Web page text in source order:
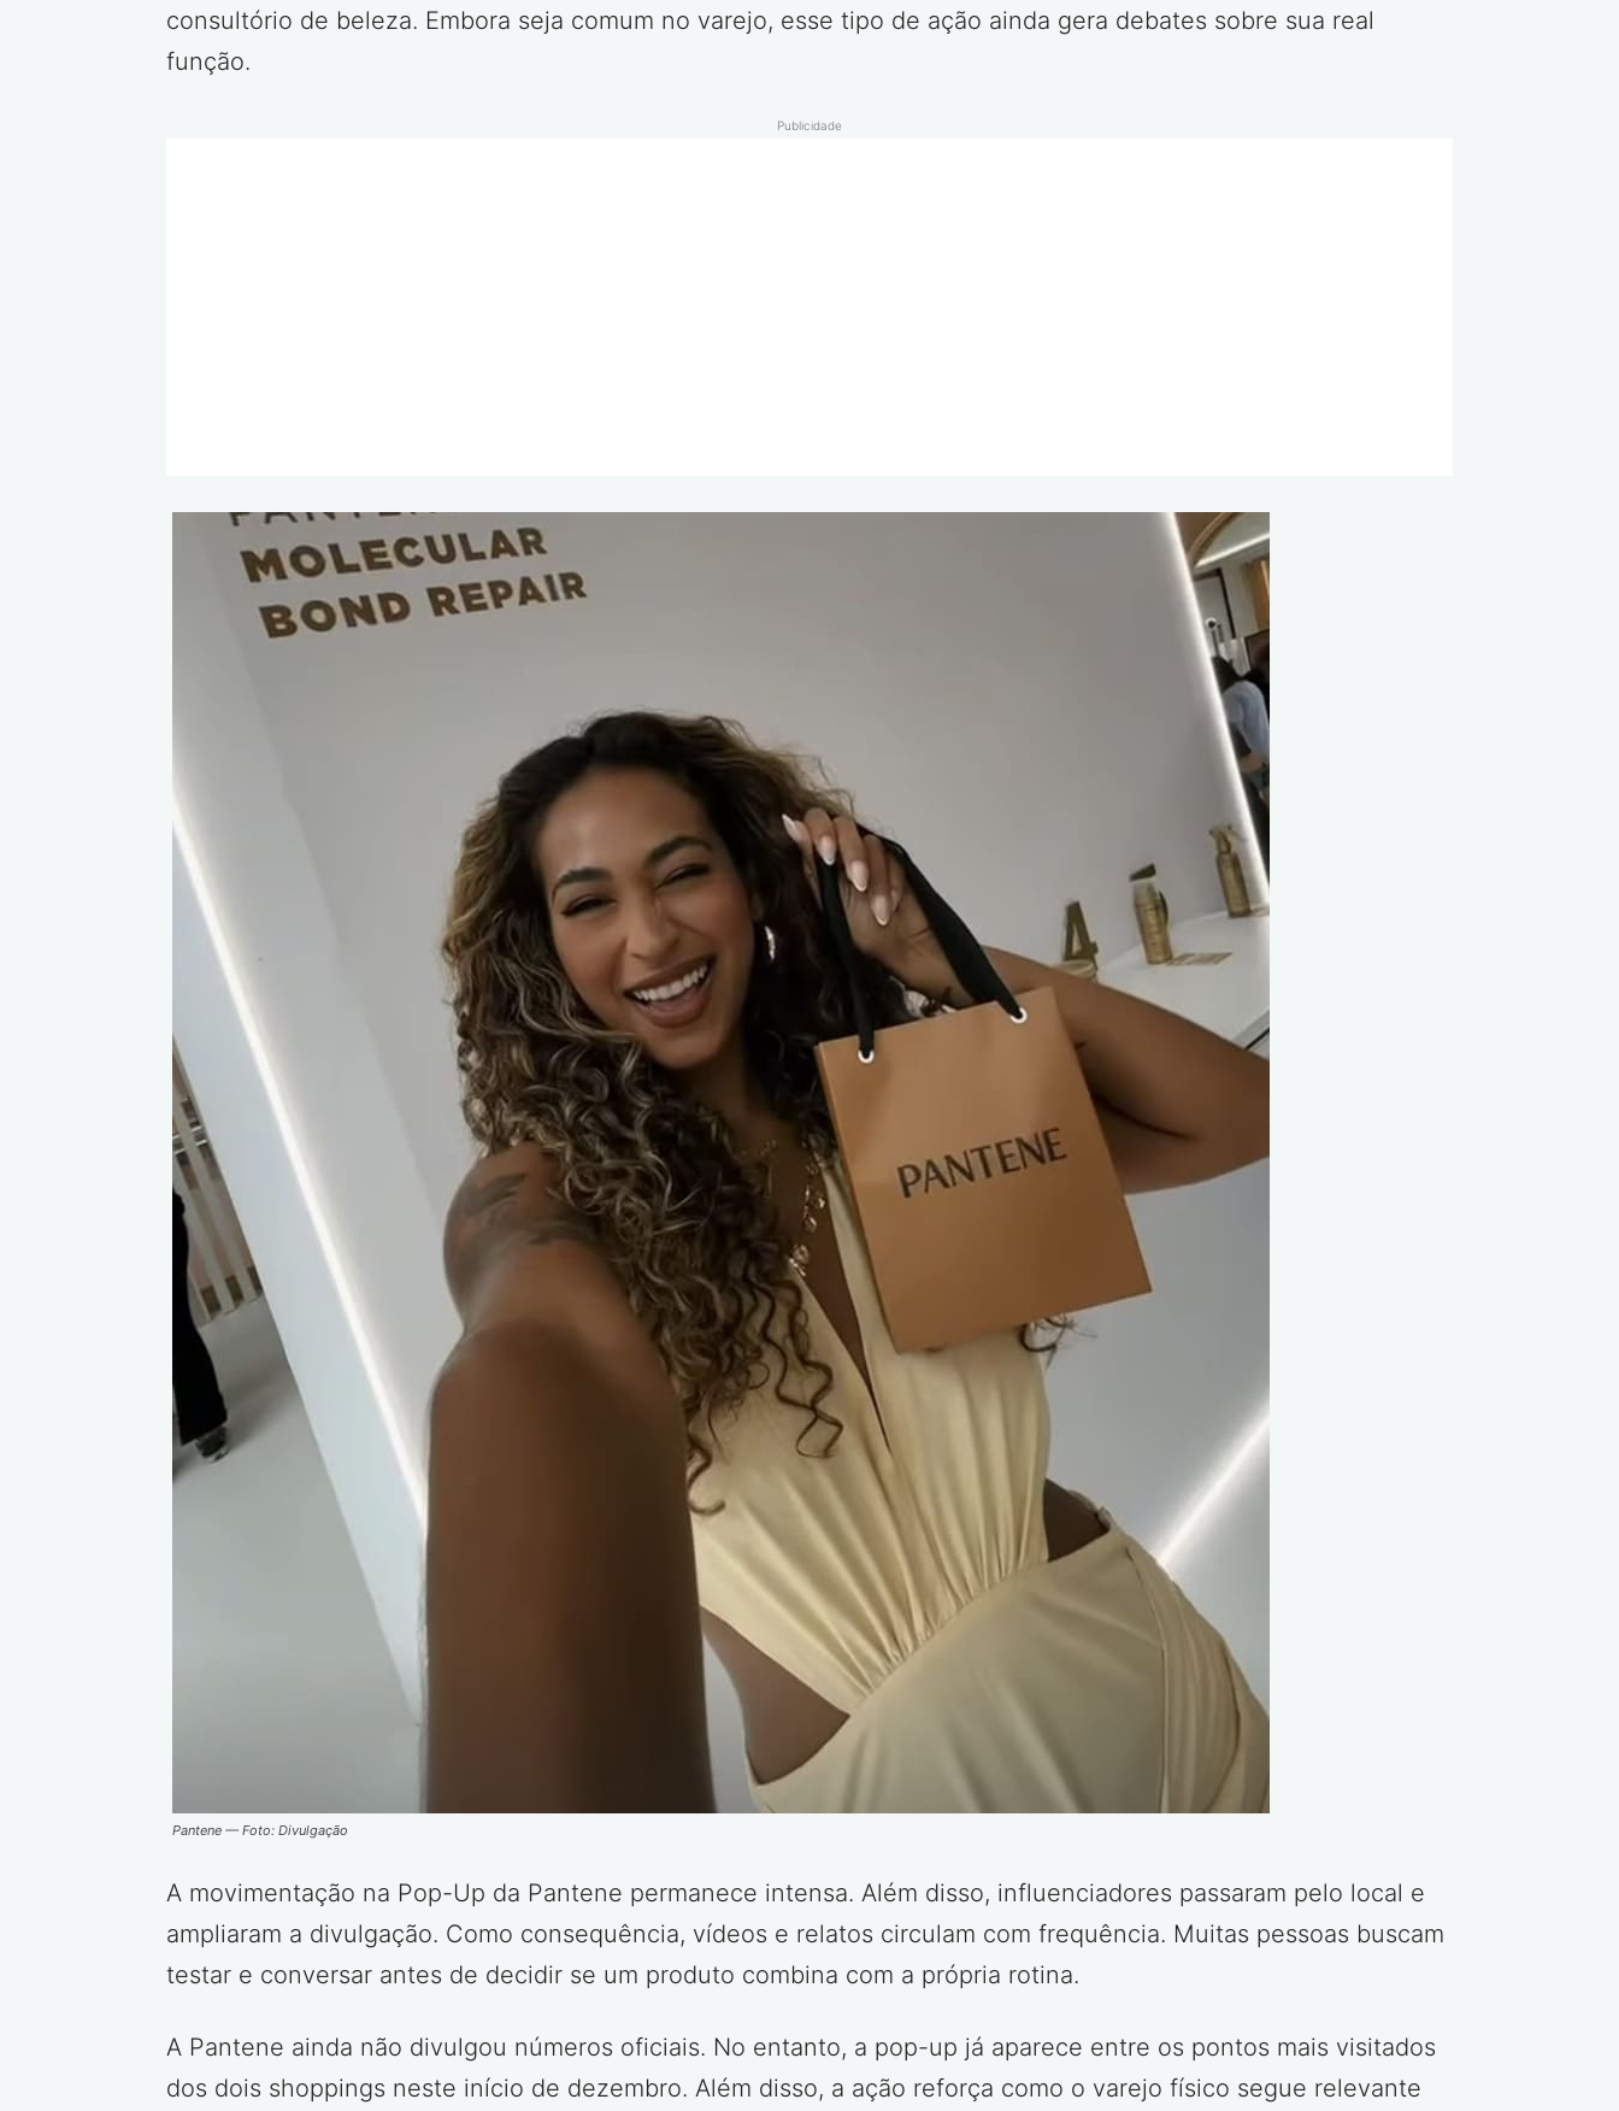
consultório de beleza. Embora seja comum no varejo, esse tipo de ação ainda gera debates sobre sua real
função.
Publicidade
Pantene — Foto: Divulgação
A movimentação na Pop-Up da Pantene permanece intensa. Além disso, influenciadores passaram pelo local e
ampliaram a divulgação. Como consequência, vídeos e relatos circulam com frequência. Muitas pessoas buscam
testar e conversar antes de decidir se um produto combina com a própria rotina.
A Pantene ainda não divulgou números oficiais. No entanto, a pop-up já aparece entre os pontos mais visitados
dos dois shoppings neste início de dezembro. Além disso, a ação reforça como o varejo físico segue relevante